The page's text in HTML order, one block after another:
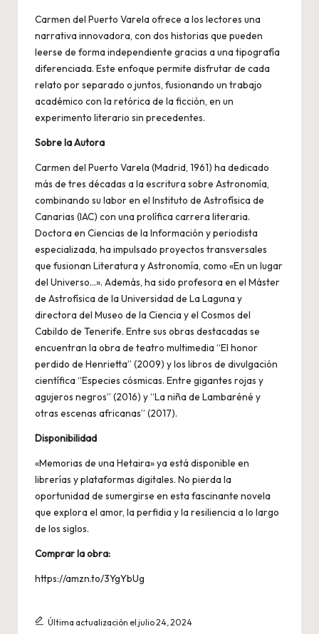
Carmen del Puerto Varela ofrece a los lectores una
narrativa innovadora, con dos historias que pueden
leerse de forma independiente gracias a una tipografía
diferenciada. Este enfoque permite disfrutar de cada
relato por separado o juntos, fusionando un trabajo
académico con la retórica de la ficción, en un
experimento literario sin precedentes.
Sobre la Autora
Carmen del Puerto Varela (Madrid, 1961) ha dedicado
más de tres décadas a la escritura sobre Astronomía,
combinando su labor en el Instituto de Astrofísica de
Canarias (IAC) con una prolífica carrera literaria.
Doctora en Ciencias de la Información y periodista
especializada, ha impulsado proyectos transversales
que fusionan Literatura y Astronomía, como «En un lugar
del Universo…». Además, ha sido profesora en el Máster
de Astrofísica de la Universidad de La Laguna y
directora del Museo de la Ciencia y el Cosmos del
Cabildo de Tenerife. Entre sus obras destacadas se
encuentran la obra de teatro multimedia “El honor
perdido de Henrietta” (2009) y los libros de divulgación
científica “Especies cósmicas. Entre gigantes rojas y
agujeros negros” (2016) y “La niña de Lambaréné y
otras escenas africanas” (2017).
Disponibilidad
«Memorias de una Hetaira» ya está disponible en
librerías y plataformas digitales. No pierda la
oportunidad de sumergirse en esta fascinante novela
que explora el amor, la perfidia y la resiliencia a lo largo
de los siglos.
Comprar la obra:
https://amzn.to/3YgYbUg
Última actualización el julio 24, 2024